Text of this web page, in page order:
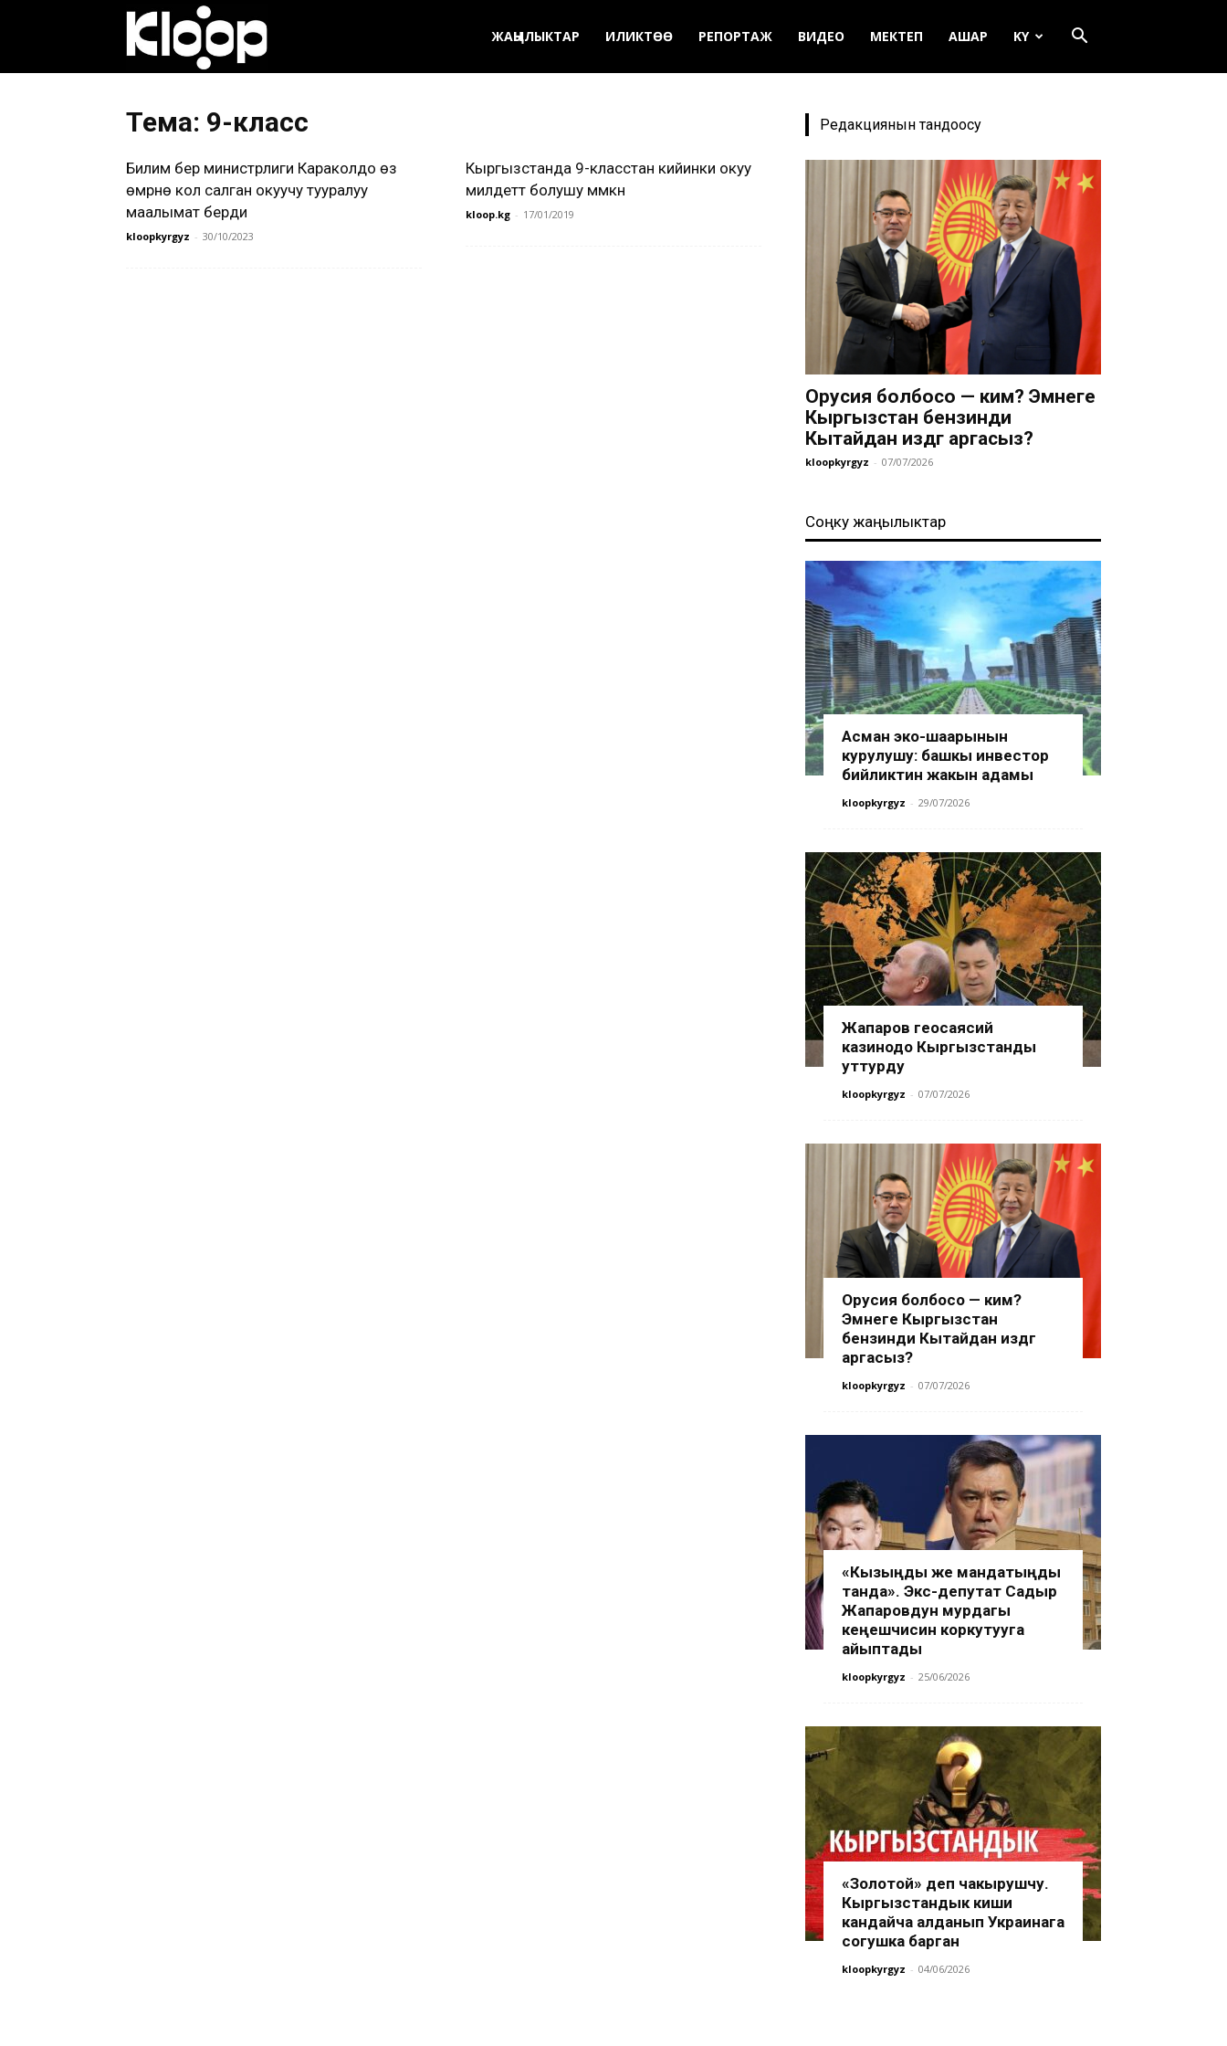
ЖАҢЫЛЫКТАР ИЛИКТӨӨ РЕПОРТАЖ ВИДЕО МЕКТЕП АШАР KY
Тема: 9-класс
Билим берүү министрлиги Караколдо өз
өмүрүнө кол салган окуучу тууралуу
маалымат берди
kloopkyrgyz - 30/10/2023
Кыргызстанда 9-класстан кийинки окуу
милдеттүү болушу мүмкүн
kloop.kg - 17/01/2019
Редакциянын тандоосу
Орусия болбосо — ким? Эмнеге
Кыргызстан бензинди
Кытайдан издөөгө аргасыз?
kloopkyrgyz - 07/07/2026
Соңку жаңылыктар
Асман эко-шаарынын
курулушу: башкы инвестор
бийликтин жакын адамы
kloopkyrgyz - 29/07/2026
Жапаров геосаясий
казинодо Кыргызстанды
уттурду
kloopkyrgyz - 07/07/2026
Орусия болбосо — ким?
Эмнеге Кыргызстан
бензинди Кытайдан издөөгө
аргасыз?
kloopkyrgyz - 07/07/2026
«Кызыңды же мандатыңды
танда». Экс-депутат Садыр
Жапаровдун мурдагы
кеңешчисин коркутууга
айыптады
kloopkyrgyz - 25/06/2026
«Золотой» деп чакырушчу.
Кыргызстандык киши
кандайча алданып Украинага
согушка барган
kloopkyrgyz - 04/06/2026